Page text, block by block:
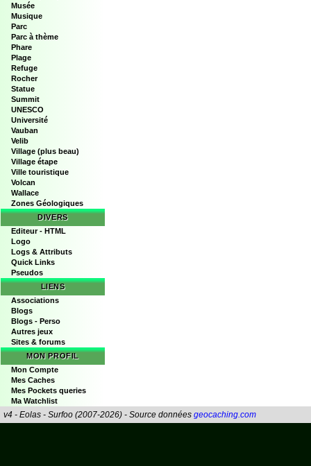
Musée
Musique
Parc
Parc à thème
Phare
Plage
Refuge
Rocher
Statue
Summit
UNESCO
Université
Vauban
Velib
Village (plus beau)
Village étape
Ville touristique
Volcan
Wallace
Zones Géologiques
DIVERS
Editeur - HTML
Logo
Logs & Attributs
Quick Links
Pseudos
LIENS
Associations
Blogs
Blogs - Perso
Autres jeux
Sites & forums
MON PROFIL
Mon Compte
Mes Caches
Mes Pockets queries
Ma Watchlist
v4 - Eolas - Surfoo (2007-2026) - Source données geocaching.com